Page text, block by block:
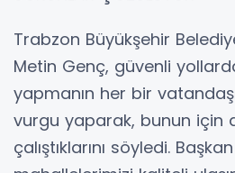
Trabzon Büyükşehir
Metin Genç, güvenli
yapmanın her bir
vurgu yaparak, bunun için
çalıştıklarını söyledi.